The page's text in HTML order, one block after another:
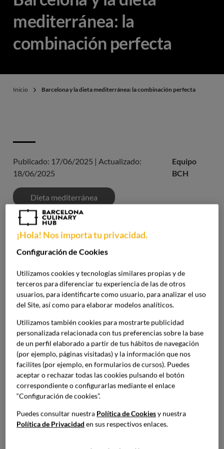
mediterránea: la
combinación perfecta
Inicio Barcelona y la dieta mediterránea: la combinación perfecta
Publicado: 17/06/2025 | Actualizado:
18/06/2025
Equipo
BCH
Dieta mediterránea
La dieta mediterránea es un estilo de vida con siglos de
tradición, y también reconocida por la UNESCO como
múltiples beneficios para nuestra salud, tanto
cardiovascular como metabólica y digestiva.
Barcelona es un referente tanto en este tipo de
nivel nacional como internacional. Por eso, es una
excelente ubicación para formarse en la tradición y en sus
aplicaciones para diferentes perfiles. Si te gusta la relación
que hay entre alimentación, ciencia y salud, inscríbete en
nuestro Máster en Nutrición, Gastronomía y Diseño de
Menús Saludables. Aprenderás a crear menús saludables,
sostenibles y adaptados a las necesidades reales de los
consumidores.
¿Qué es la dieta mediterránea y
¡Hola! Nos importa tu privacidad.
Configuración de Cookies
Utilizamos cookies y tecnologías similares propias y de
terceros para diferenciar tu experiencia de las de otros
usuarios, para identificarte como usuario, para analizar el uso
del Site, así como para elaborar modelos analíticos.
Utilizamos también cookies para mostrarte publicidad
personalizada relacionada con tus preferencias sobre la base
de un perfil elaborado a partir de tus hábitos de navegación
(por ejemplo, páginas visitadas) y la información que nos
facilites (por ejemplo, en formularios de cursos). Puedes
aceptar o rechazar todas las cookies pulsando el botón
correspondiente o configurarlas mediante el enlace
“Configuración de cookies”.
Puedes consultar nuestra Política de Cookiesy nuestra
Política de Privacidad en sus respectivos enlaces.